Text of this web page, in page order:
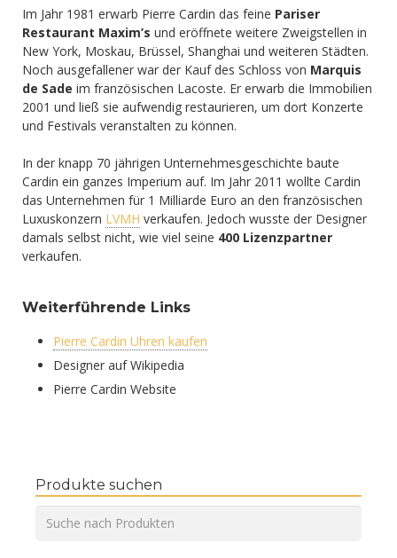
Im Jahr 1981 erwarb Pierre Cardin das feine Pariser
Restaurant Maxim’s und eröffnete weitere Zweigstellen in
New York, Moskau, Brüssel, Shanghai und weiteren Städten.
Noch ausgefallener war der Kauf des Schloss von Marquis
de Sade im französischen Lacoste. Er erwarb die Immobilien
2001 und ließ sie aufwendig restaurieren, um dort Konzerte
und Festivals veranstalten zu können.
In der knapp 70 jährigen Unternehmesgeschichte baute
Cardin ein ganzes Imperium auf. Im Jahr 2011 wollte Cardin
das Unternehmen für 1 Milliarde Euro an den französischen
Luxuskonzern LVMH verkaufen. Jedoch wusste der Designer
damals selbst nicht, wie viel seine 400 Lizenzpartner
verkaufen.
Weiterführende Links
Pierre Cardin Uhren kaufen
Designer auf Wikipedia
Pierre Cardin Website
Produkte suchen